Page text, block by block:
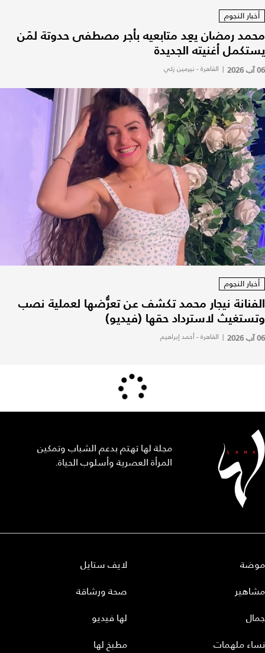
أخبار النجوم
محمد رمضان يعِد متابعيه بأجر مصطفى حدوتة لمَن
يستكمل أغنيته الجديدة
06 آب 2026 | القاهرة - نيرمين زكي
أخبار النجوم
الفنانة نيجار محمد تكشف عن تعرُّضها لعملية نصب
وتستغيث لاسترداد حقها (فيديو)
06 آب 2026 | القاهرة - أحمد إبراهيم
مجلة لها تهتم بدعم الشباب وتمكين
المرأة العصرية وأسلوب الحياة.
موضة
مشاهير
جمال
نساء ملهمات
لايف ستايل
صحة ورشاقة
لها فيديو
مطبخ لها